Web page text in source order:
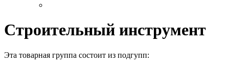
Строительный инструмент
Эта товарная группа состоит из подгупп: